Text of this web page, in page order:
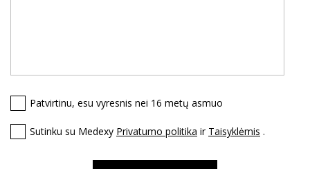
Patvirtinu, esu vyresnis nei 16 metų asmuo
Sutinku su Medexy Privatumo politika ir Taisyklėmis .